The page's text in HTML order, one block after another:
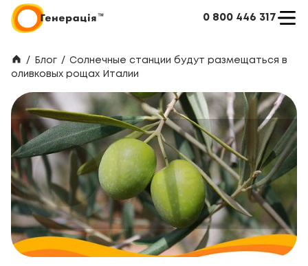
0 800 446 317
/ Блог / Солнечные станции будут размещаться в
оливковых рощах Италии